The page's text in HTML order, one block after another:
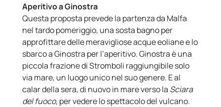
Aperitivo a Ginostra
Questa proposta prevede la partenza da Malfa
nel tardo pomeriggio, una sosta bagno per
approfittare delle meravigliose acque eoliane e lo
sbarco a Ginostra per l’aperitivo. Ginostra è una
piccola frazione di Stromboli raggiungibile solo
via mare, un luogo unico nel suo genere. E al
calar della sera, di nuovo in mare verso la Sciara
del fuoco, per vedere lo spettacolo del vulcano.